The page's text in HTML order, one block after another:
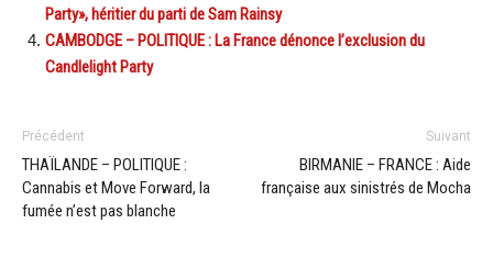
Party», héritier du parti de Sam Rainsy
CAMBODGE – POLITIQUE : La France dénonce l’exclusion du
Candlelight Party
Précédent
THAÏLANDE – POLITIQUE :
Cannabis et Move Forward, la
fumée n’est pas blanche
Suivant
BIRMANIE – FRANCE : Aide
française aux sinistrés de Mocha